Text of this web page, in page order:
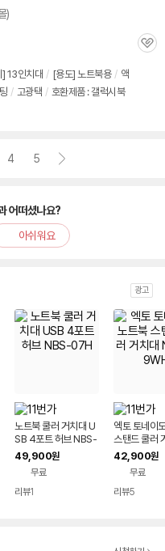
)
관
13인치대 / [용도] 노트북용 / 액
/ 고광택 / 호환제품 : 갤럭시북
4 5
떠셨나요?
아쉬워요
광고
노트북 쿨러 거치대 U
SB 4포트 허브 NBS-
07H
49,900원
무료
리뷰1
엑토 토네이
스탠드 쿨러
BS-09WH
42,900원
무료
리뷰5